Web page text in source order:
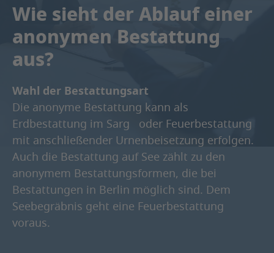
Wie sieht der Ablauf einer
anonymen Bestattung
aus?
Wahl der Bestattungsart
Die anonyme Bestattung kann als
Erdbestattung im Sarg oder Feuerbestattung
mit anschließender Urnenbeisetzung erfolgen.
Auch die Bestattung auf See zählt zu den
anonymem Bestattungsformen, die bei
Bestattungen in Berlin möglich sind. Dem
Seebegräbnis geht eine Feuerbestattung
voraus.